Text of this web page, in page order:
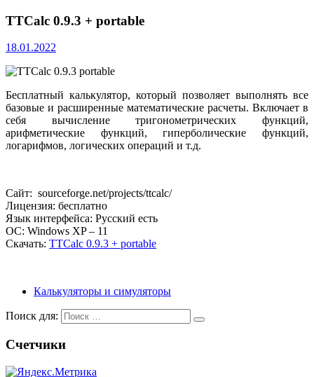
TTCalc 0.9.3 + portable
18.01.2022
Бесплатный калькулятор, который позволяет выполнять все
базовые и расширенные математические расчеты. Включает в
себя вычисление тригонометрических функций,
арифметические функций, гиперболические функций,
логарифмов, логических операций и т.д.
Сайт: sourceforge.net/projects/ttcalc/
Лицензия: бесплатно
Язык интерфейса: Русский есть
ОС: Windows XP – 11
Скачать: TTCalc 0.9.3 + portable
Калькуляторы и симуляторы
Поиск для:
Счетчики